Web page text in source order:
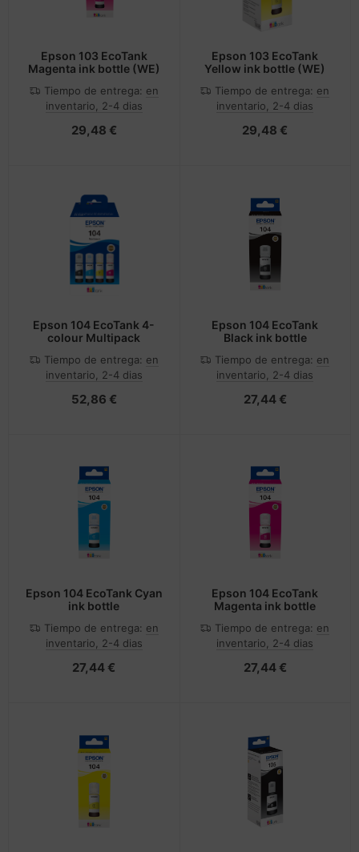
Epson 103 EcoTank
Magenta ink bottle (WE)
Tiempo de entrega: en
inventario, 2-4 dias
29,48 €
Epson 103 EcoTank
Yellow ink bottle (WE)
Tiempo de entrega: en
inventario, 2-4 dias
29,48 €
Epson 104 EcoTank 4-
colour Multipack
Tiempo de entrega: en
inventario, 2-4 dias
52,86 €
Epson 104 EcoTank
Black ink bottle
Tiempo de entrega: en
inventario, 2-4 dias
27,44 €
Epson 104 EcoTank Cyan
ink bottle
Tiempo de entrega: en
inventario, 2-4 dias
27,44 €
Epson 104 EcoTank
Magenta ink bottle
Tiempo de entrega: en
inventario, 2-4 dias
27,44 €